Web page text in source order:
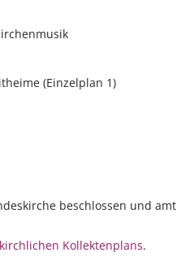
(Einzelplan 1)
beschlossen und
Kollektenplans.